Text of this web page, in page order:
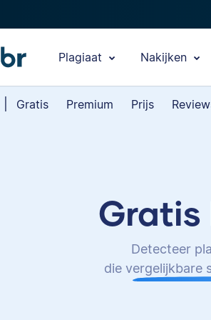
Plagiaat Nakijken
Gratis Premium Prijs
Gratis
Detecteer
die vergelijkbare